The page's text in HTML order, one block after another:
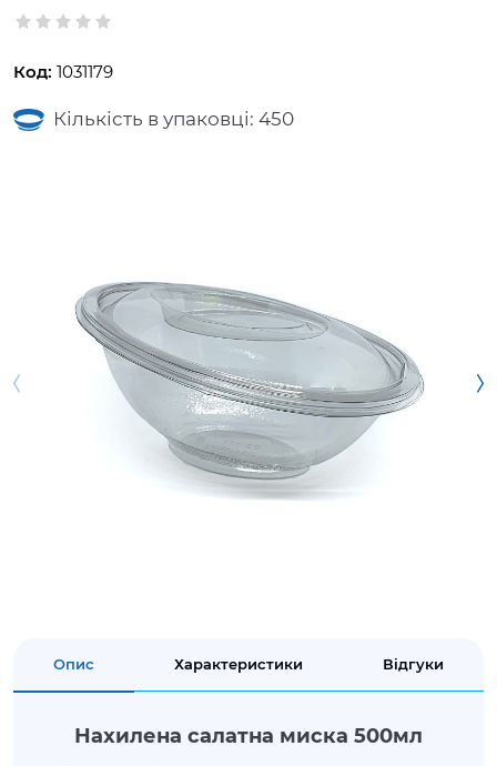
Код: 1031179
Кількість в упаковці: 450
Опис Характеристики Відгуки
Нахилена салатна миска 500мл